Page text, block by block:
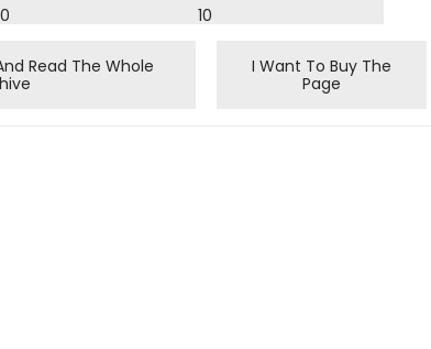
10
Read The Whole
I Want To Buy The
Page